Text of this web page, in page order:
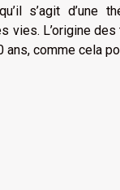
s’agit d’une
vies. L’origine
comme cela